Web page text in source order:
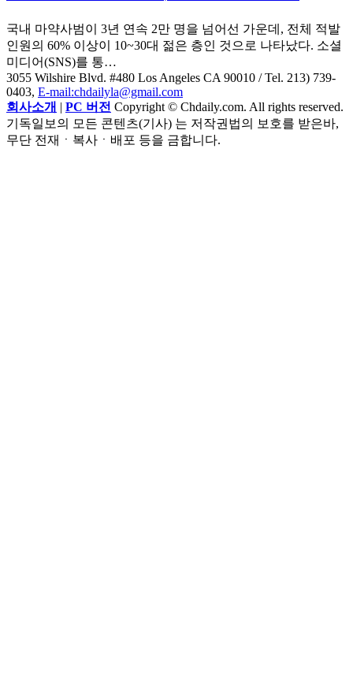
국내 마약사범이 3년 연속 2만 명을 넘어선 가운데, 전체 적발
인원의 60% 이상이 10~30대 젊은 층인 것으로 나타났다. 소셜
미디어(SNS)를 통…
3055 Wilshire Blvd. #480 Los Angeles CA 90010 / Tel. 213) 739-
0403, E-mail:chdailyla@gmail.com
회사소개 | PC 버전 Copyright © Chdaily.com. All rights reserved.
기독일보의 모든 콘텐츠(기사) 는 저작권법의 보호를 받은바,
무단 전재ㆍ복사ㆍ배포 등을 금합니다.